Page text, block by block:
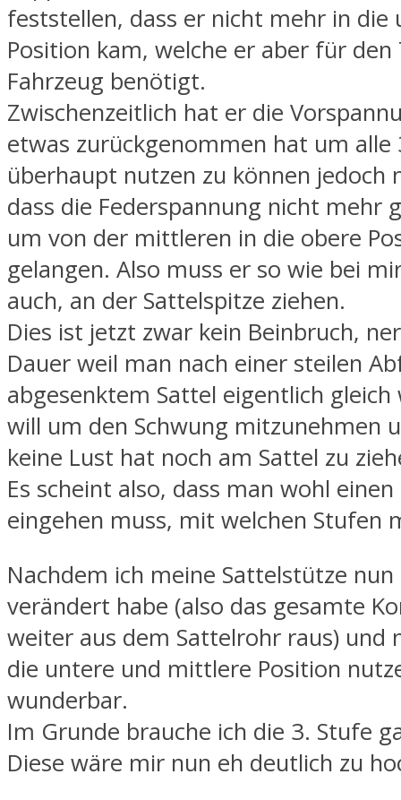
feststellen, dass er nicht mehr in die
Position kam, welche er aber für
Fahrzeug benötigt.
Zwischenzeitlich hat er die
etwas zurückgenommen hat um alle
überhaupt nutzen zu können jedoch
dass die Federspannung nicht mehr
um von der mittleren in die obere
gelangen. Also muss er so wie bei
auch, an der Sattelspitze ziehen.
Dies ist jetzt zwar kein Beinbruch,
Dauer weil man nach einer steilen
abgesenktem Sattel eigentlich
will um den Schwung mitzunehmen
keine Lust hat noch am Sattel zu
Es scheint also, dass man wohl
eingehen muss, mit welchen Stufen
Nachdem ich meine Sattelstütze nun
verändert habe (also das gesamte
weiter aus dem Sattelrohr raus) und
die untere und mittlere Position
wunderbar.
Im Grunde brauche ich die 3. Stufe
Diese wäre mir nun eh deutlich zu